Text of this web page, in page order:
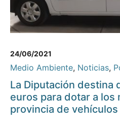
24/06/2021
Medio Ambiente, Noticias,
La Diputación destina
euros para dotar a los
provincia de